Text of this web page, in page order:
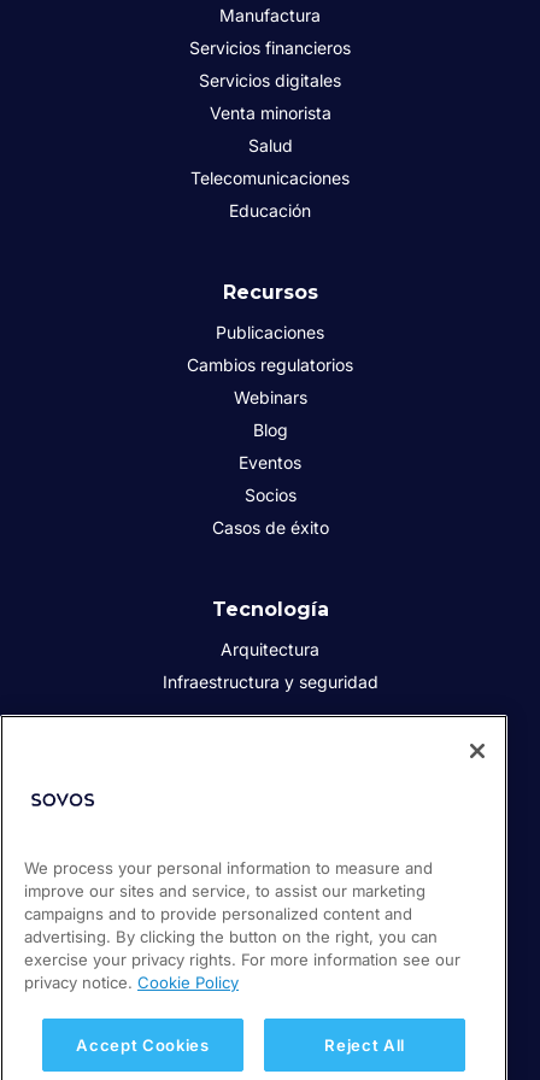
Manufactura
Servicios financieros
Servicios digitales
Venta minorista
Salud
Telecomunicaciones
Educación
Recursos
Publicaciones
Cambios regulatorios
Webinars
Blog
Eventos
Socios
Casos de éxito
Tecnología
Arquitectura
Infraestructura y seguridad
Prensa
Empleos
Soporte / Portal de clientes
Política de privacidad
We process your personal information to measure and
improve our sites and service, to assist our marketing
campaigns and to provide personalized content and
advertising. By clicking the button on the right, you can
exercise your privacy rights. For more information see our
privacy notice. Cookie Policy
Accept Cookies Reject All